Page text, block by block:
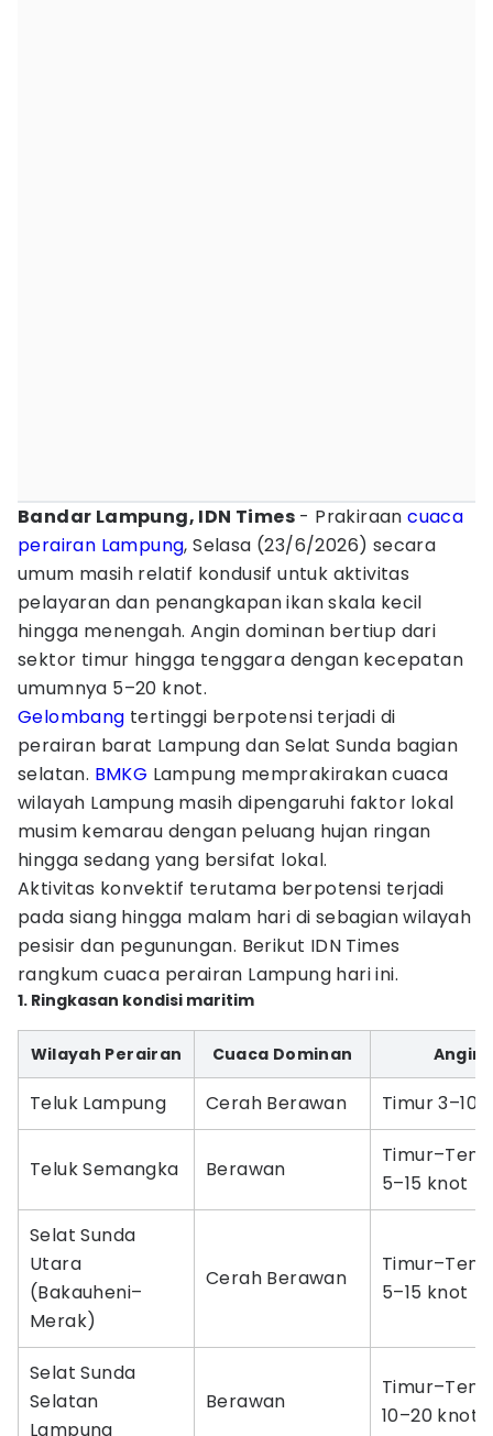
Bandar Lampung, IDN Times - Prakiraancuaca
perairan Lampung, Selasa (23/6/2026) secara
umum masih relatif kondusif untuk aktivitas
pelayaran dan penangkapan ikan skala kecil
hingga menengah. Angin dominan bertiup dari
sektor timur hingga tenggara dengan kecepatan
umumnya 5–20 knot.
Gelombang tertinggi berpotensi terjadi di
perairan barat Lampung dan Selat Sunda bagian
selatan. BMKG Lampung memprakirakan cuaca
wilayah Lampung masih dipengaruhi faktor lokal
musim kemarau dengan peluang hujan ringan
hingga sedang yang bersifat lokal.
Aktivitas konvektif terutama berpotensi terjadi
pada siang hingga malam hari di sebagian wilayah
pesisir dan pegunungan. Berikut IDN Times
rangkum cuaca perairan Lampung hari ini.
1. Ringkasan kondisi maritim
Wilayah Perairan Cuaca Dominan Angin
Teluk Lampung Cerah Berawan Timur 3–10
Teluk Semangka Berawan
5–15 knot
Selat Sunda
Utara
(Bakauheni–
Merak)
Cerah Berawan
5–15 knot
Selat Sunda
Selatan
Lampung
Berawan
10–20 knot